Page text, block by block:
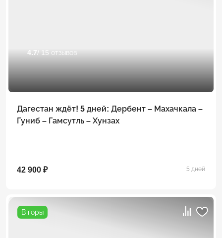
4.7/ 15 отзывов
Дагестан ждёт! 5 дней: Дербент – Махачкала –
Гуниб – Гамсутль – Хунзах
42 900 ₽ 5 дней
В горы